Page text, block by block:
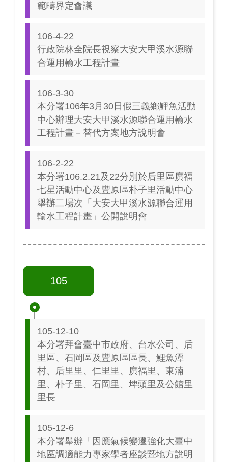
範疇界定會議
106-4-22
行政院林全院長視察大安大甲溪水源聯
合運用輸水工程計畫
106-3-30
本分署106年3月30日假三義鄉鯉魚活動
中心辦理大安大甲溪水源聯合運用輸水
工程計畫－替代方案地方說明會
106-2-22
本分署106.2.21及22分別於后里區廣福
七星活動中心及豐原區朴子里活動中心
舉辦二場次「大安大甲溪水源聯合運用
輸水工程計畫」公開說明會
105
105-12-10
本分署拜會臺中市政府、台水公司、后
里區、石岡區及豐原區區長、鯉魚潭
村、后里里、仁里里、廣福里、東湳
里、朴子里、石岡里、埤頭里及公館里
里長
105-12-6
本分署舉辦「因應氣候變遷強化大臺中
地區調適能力專家學者座談暨地方說明